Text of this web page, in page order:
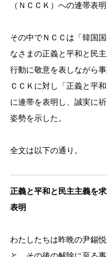
（ＮＣＣＫ）への連帯表
その中でＮＣＣは「韓国
なさまの正義と平和と民
行動に敬意を表しながら
ＣＣＫに対し「正義と平
に連帯を表明し、誠実に
姿勢を示した。
全文は以下の通り。
正義と平和と民主主義を
表明
わたしたちは昨晩の尹錫